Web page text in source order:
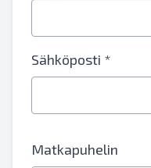
Sähköposti *
Matkapuhelin